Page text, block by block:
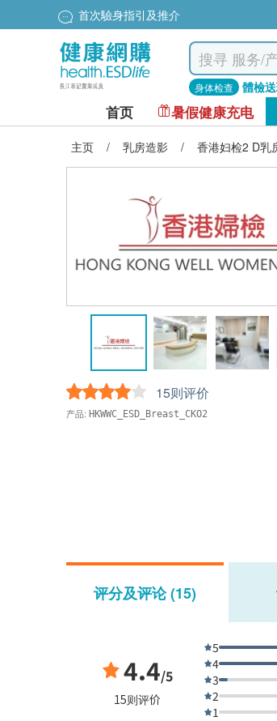
首次驗身指引及推介
身体检查 體檢
首页 暑假健康充电
主页 / 乳房造影 / 香港妇检2 D乳
15则评价
产品: HKWWC_ESD_Breast_CKO2
评分及评论 (15)
4.4/5
15则评价
5
4
3
2
1